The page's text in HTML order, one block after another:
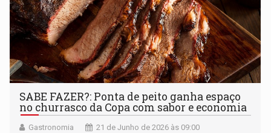
SABE FAZER?: Ponta de peito ganha espaço
no churrasco da Copa com sabor e economia
Gastronomia 21 de Junho de 2026 às 09:00